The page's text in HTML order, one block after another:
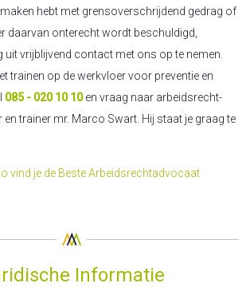
hebt met grensoverschrijdend gedrag of
daarvan onterecht wordt beschuldigd,
uit vrijblijvend contact met ons op te nemen.
trainen op de werkvloer voor preventie en
085 - 020 10 10en vraag naar arbeidsrecht-
trainer mr. Marco Swart. Hij staat je graag te
vind je de Beste Arbeidsrechtadvocaat
Informatie